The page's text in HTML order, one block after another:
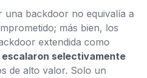
una backdoor no equivalía a
más bien, los
extendida como
escalaron selectivamente
de alto valor. Solo un